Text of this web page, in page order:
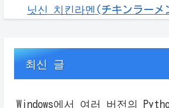
닛신 치킨라멘(チキンラーメ
최신 글
Windows에서 여러 버전의